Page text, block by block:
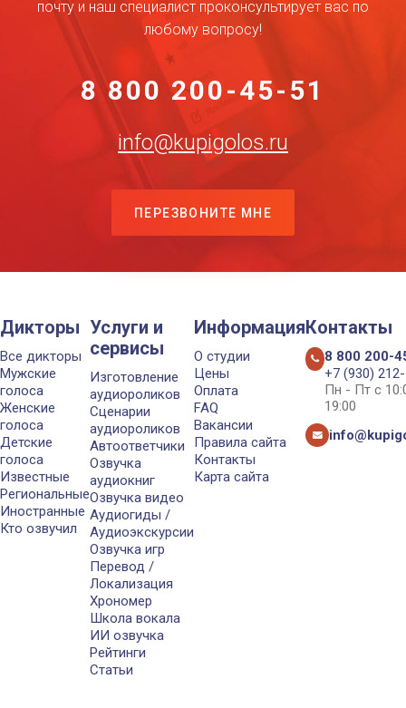
почту и наш специалист проконсультирует вас по
любому вопросу!
8 800 200-45-51
info@kupigolos.ru
ПЕРЕЗВОНИТЕ МНЕ
Дикторы
Все дикторы
Мужские
голоса
Женские
голоса
Детские
голоса
Известные
Региональные
Иностранные
Кто озвучил
Услуги и
сервисы
Изготовление
аудиороликов
Сценарии
аудиороликов
Автоответчики
Озвучка
аудиокниг
Озвучка видео
Аудиогиды /
Аудиоэкскурсии
Озвучка игр
Перевод /
Локализация
Хрономер
Школа вокала
ИИ озвучка
Рейтинги
Статьи
Информация
О студии
Цены
Оплата
FAQ
Вакансии
Правила сайта
Контакты
Карта сайта
Контакты
8 800 200-
+7 (930)
Пн - Пт с
19:00